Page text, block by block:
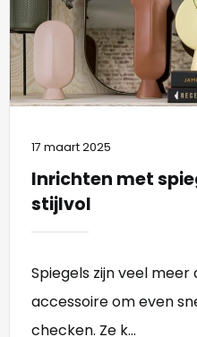
17 maart 2025
Inrichten met
stijlvol
Spiegels zijn veel
accessoire om even
checken. Ze k...